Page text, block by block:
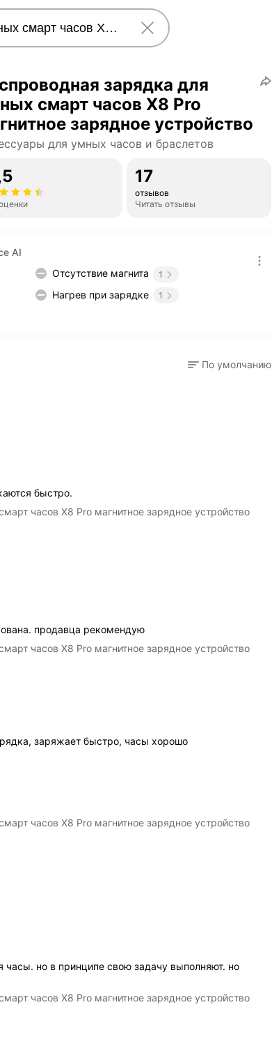
зарядка для
смарт часов X8 Pro
зарядное устройство
для умных часов и браслетов
17
отзывов
Читать отзывы
AI
Отсутствие магнита 1
Нагрев при зарядке 1
По умолчанию
быстро.
часов X8 Pro магнитное зарядное устройство
продавца рекомендую
часов X8 Pro магнитное зарядное устройство
заряжает быстро, часы хорошо
часов X8 Pro магнитное зарядное устройство
часы. но в принципе свою задачу выполняют. но
часов X8 Pro магнитное зарядное устройство